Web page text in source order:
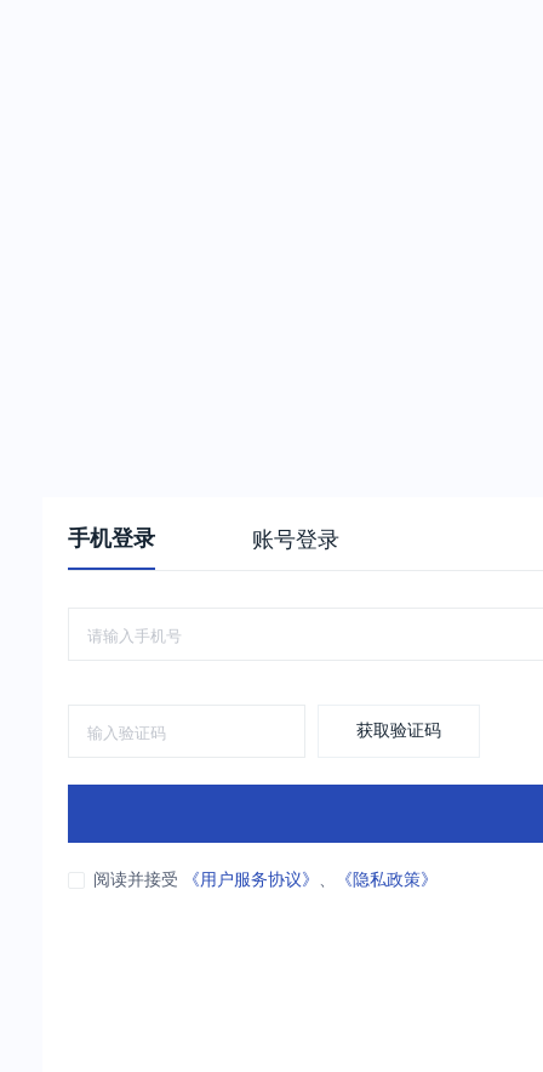
手机登录 账号登录
获取验证码
阅读并接受 《用户服务协议》 、 《隐私政策》